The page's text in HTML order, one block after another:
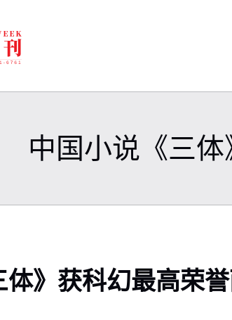
中国小说《三
》获科幻最高荣